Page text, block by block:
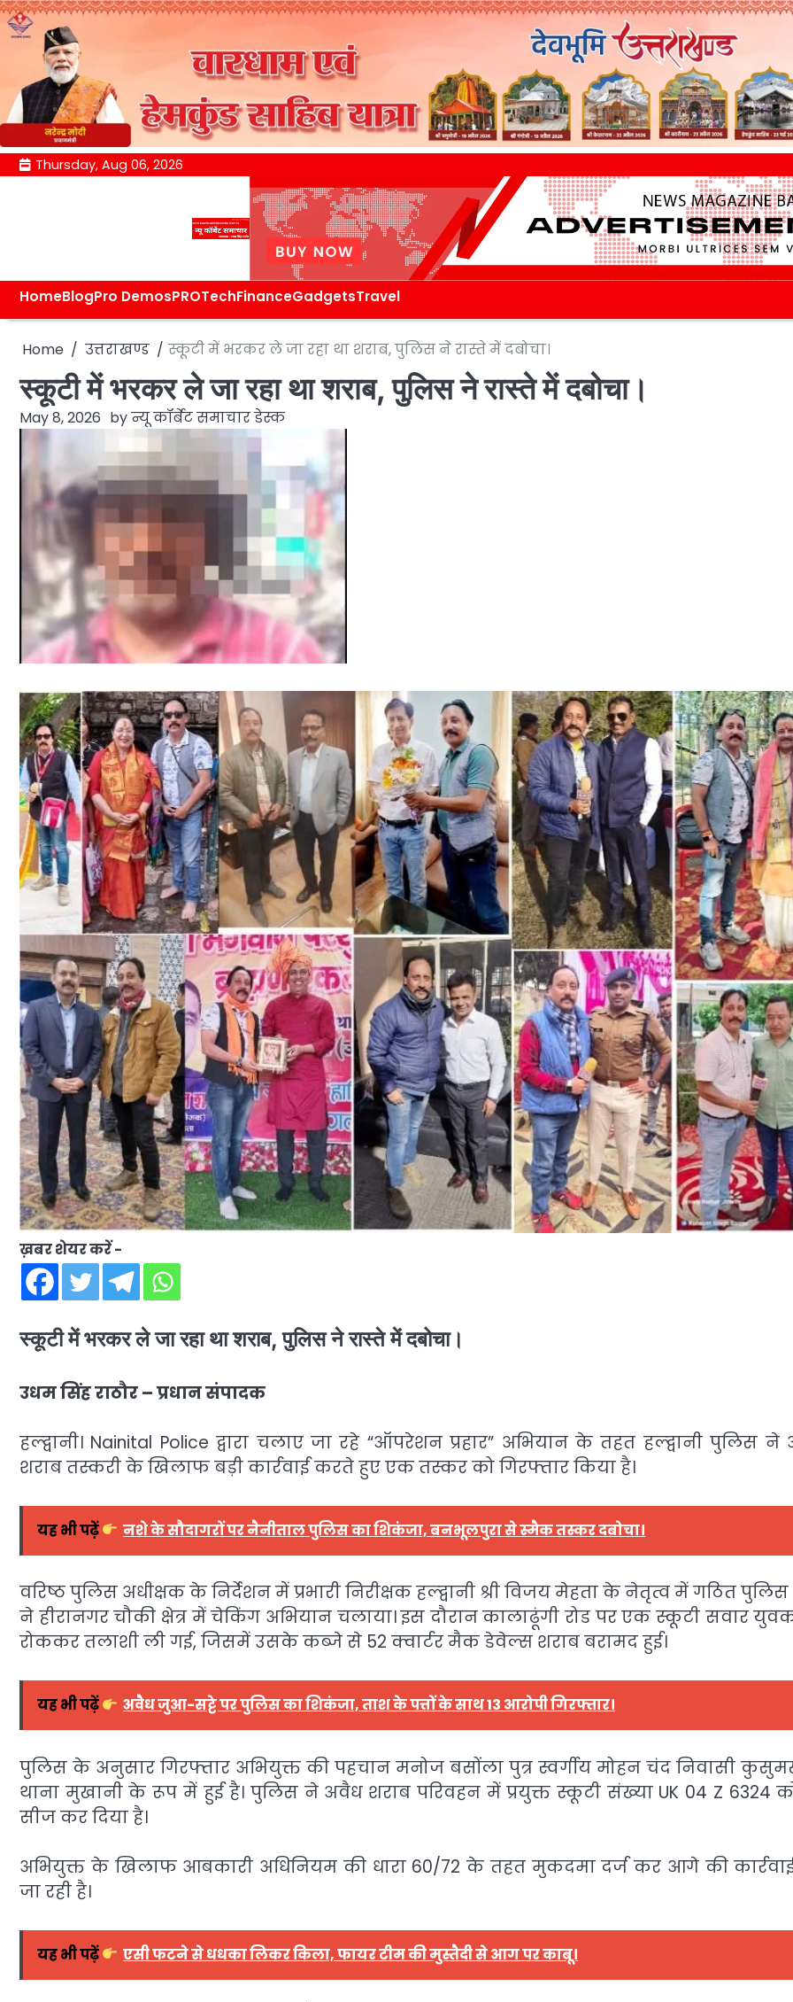
Skip Thursday, Aug 06, 2026
HomeBlogPro DemosPROTechFinanceGadgetsTravel
Home उत्तराखण्ड स्कूटी में भरकर ले जा रहा था शराब, पुलिस ने रास्ते में दबोचा।
स्कूटी में भरकर ले जा रहा था शराब, पुलिस ने रास्ते में दबोचा।
May 8, 2026 byन्यू कॉर्बेट समाचार डेस्क
ख़बर शेयर करें -
स्कूटी में भरकर ले जा रहा था शराब, पुलिस ने रास्ते में दबोचा।
उधम सिंह राठौर – प्रधान संपादक
हल्द्वानी। Nainital Police द्वारा चलाए जा रहे “ऑपरेशन प्रहार” अभियान के तहत हल्द्वानी पुलिस ने
शराब तस्करी के खिलाफ बड़ी कार्रवाई करते हुए एक तस्कर को गिरफ्तार किया है।
यह भी पढ़ें नशे के सौदागरों पर नैनीताल पुलिस का शिकंजा, बनभूलपुरा से स्मैक तस्कर दबोचा।
वरिष्ठ पुलिस अधीक्षक के निर्देशन में प्रभारी निरीक्षक हल्द्वानी श्री विजय मेहता के नेतृत्व में गठित
ने हीरानगर चौकी क्षेत्र में चेकिंग अभियान चलाया। इस दौरान कालाढूंगी रोड पर एक स्कूटी सवार
रोककर तलाशी ली गई, जिसमें उसके कब्जे से 52 क्वार्टर मैक डेवेल्स शराब बरामद हुई।
यह भी पढ़ें अवैध जुआ-सट्टे पर पुलिस का शिकंजा, ताश के पत्तों के साथ 13 आरोपी गिरफ्तार।
पुलिस के अनुसार गिरफ्तार अभियुक्त की पहचान मनोज बसोंला पुत्र स्वर्गीय मोहन चंद निवासी
थाना मुखानी के रूप में हुई है। पुलिस ने अवैध शराब परिवहन में प्रयुक्त स्कूटी संख्या UK 04 Z 6324
सीज कर दिया है।
अभियुक्त के खिलाफ आबकारी अधिनियम की धारा 60/72 के तहत मुकदमा दर्ज कर आगे की
जा रही है।
यह भी पढ़ें एसी फटने से धधका लिकर किला, फायर टीम की मुस्तैदी से आग पर काबू।